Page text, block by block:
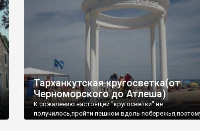
Тарханкутская кругосветка(от
Черноморского до Атлеша)
К сожалению настоящей "кругосветки" не
получилось,пройти пешком вдоль